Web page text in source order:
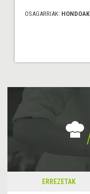
OSAGARRIAK: HONDOAK
ERREZETAK